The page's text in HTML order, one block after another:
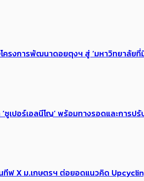
รงการพัฒนาดอยตุงฯ สู่ ‘มหาวิทยาลั
ซูเปอร์เอลนีโญ’ พร้อมทางรอดและการป
นทีฟ X ม.เกษตรฯ ต่อยอดแนวคิด